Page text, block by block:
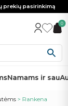
prekių pasirinkimą
0
Namams ir sau
> Rankena